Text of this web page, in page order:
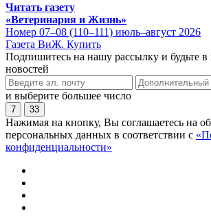
Читать газету
«Ветеринария и Жизнь»
Номер 07–08 (110–111) июль–август 2026
Газета ВиЖ. Купить
Подпишитесь на нашу рассылку и будьте в
новостей
и выберите большее число
7 33
Нажимая на кнопку, Вы соглашаетесь на
персональных данных в соответствии с
конфиденциальности»